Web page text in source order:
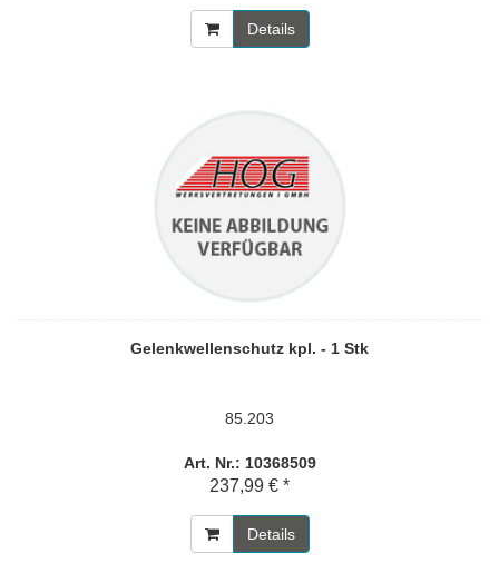
Details
Gelenkwellenschutz kpl. - 1 Stk
85.203
Art. Nr.: 10368509
237,99 € *
Details